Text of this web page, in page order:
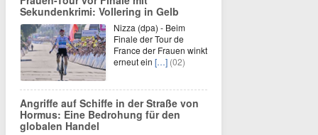
Sekundenkrimi: Vollering in Gelb
Nizza (dpa) - Beim
Finale der Tour de
France der Frauen winkt
erneut ein […] (02)
Angriffe auf Schiffe in der Straße von
Hormus: Eine Bedrohung für den
globalen Handel